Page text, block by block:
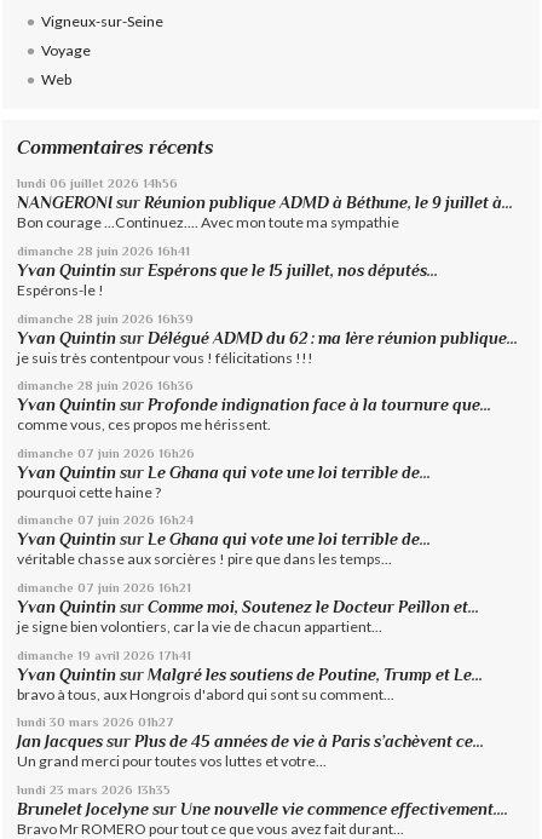
Vigneux-sur-Seine
Voyage
Web
Commentaires récents
lundi 06 juillet 2026 14h56
NANGERONI surRéunion publique ADMD à Béthune, le 9 juillet à...
Bon courage ...Continuez.... Avec mon toute ma sympathie
dimanche 28 juin 2026 16h41
Yvan Quintin surEspérons que le 15 juillet, nos députés...
Espérons-le !
dimanche 28 juin 2026 16h39
Yvan Quintin surDélégué ADMD du 62 : ma 1ère réunion publique...
je suis très contentpour vous ! félicitations !!!
dimanche 28 juin 2026 16h36
Yvan Quintin surProfonde indignation face à la tournure que...
comme vous, ces propos me hérissent.
dimanche 07 juin 2026 16h26
Yvan Quintin sur Le Ghana qui vote une loi terrible de...
pourquoi cette haine ?
dimanche 07 juin 2026 16h24
Yvan Quintin surLe Ghana qui vote une loi terrible de...
véritable chasse aux sorcières ! pire que dans les temps...
dimanche 07 juin 2026 16h21
Yvan Quintin surComme moi, Soutenez le Docteur Peillon et...
je signe bien volontiers, car la vie de chacun appartient...
dimanche 19 avril 2026 17h41
Yvan Quintin surMalgré les soutiens de Poutine, Trump et Le...
bravo à tous, aux Hongrois d'abord qui sont su comment...
lundi 30 mars 2026 01h27
Jan Jacques surPlus de 45 années de vie à Paris s’achèvent ce...
Un grand merci pour toutes vos luttes et votre...
lundi 23 mars 2026 13h35
Brunelet Jocelyne sur Une nouvelle vie commence effectivement....
Bravo Mr ROMERO pour tout ce que vous avez fait durant...